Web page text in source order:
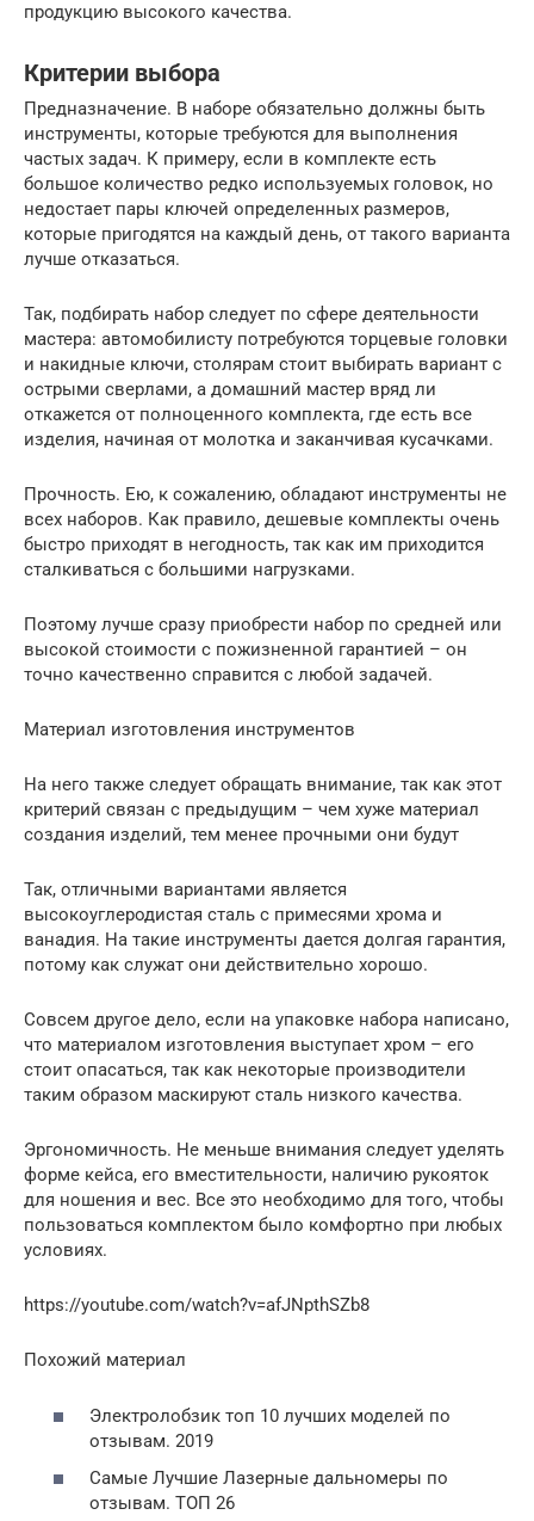
продукцию высокого качества.
Критерии выбора
Предназначение. В наборе обязательно должны быть
инструменты, которые требуются для выполнения
частых задач. К примеру, если в комплекте есть
большое количество редко используемых головок, но
недостает пары ключей определенных размеров,
которые пригодятся на каждый день, от такого варианта
лучше отказаться.
Так, подбирать набор следует по сфере деятельности
мастера: автомобилисту потребуются торцевые головки
и накидные ключи, столярам стоит выбирать вариант с
острыми сверлами, а домашний мастер вряд ли
откажется от полноценного комплекта, где есть все
изделия, начиная от молотка и заканчивая кусачками.
Прочность. Ею, к сожалению, обладают инструменты не
всех наборов. Как правило, дешевые комплекты очень
быстро приходят в негодность, так как им приходится
сталкиваться с большими нагрузками.
Поэтому лучше сразу приобрести набор по средней или
высокой стоимости с пожизненной гарантией – он
точно качественно справится с любой задачей.
Материал изготовления инструментов
На него также следует обращать внимание, так как этот
критерий связан с предыдущим – чем хуже материал
создания изделий, тем менее прочными они будут
Так, отличными вариантами является
высокоуглеродистая сталь с примесями хрома и
ванадия. На такие инструменты дается долгая гарантия,
потому как служат они действительно хорошо.
Совсем другое дело, если на упаковке набора написано,
что материалом изготовления выступает хром – его
стоит опасаться, так как некоторые производители
таким образом маскируют сталь низкого качества.
Эргономичность. Не меньше внимания следует уделять
форме кейса, его вместительности, наличию рукояток
для ношения и вес. Все это необходимо для того, чтобы
пользоваться комплектом было комфортно при любых
условиях.
https://youtube.com/watch?v=afJNpthSZb8
Похожий материал
Электролобзик топ 10 лучших моделей по
отзывам. 2019
Самые Лучшие Лазерные дальномеры по
отзывам. ТОП 26